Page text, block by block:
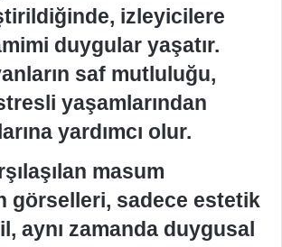
izleyicilere
duygular yaşatır.
saf mutluluğu,
yaşamlarından
yardımcı olur.
masum
görselleri, sadece estetik
aynı zamanda duygusal